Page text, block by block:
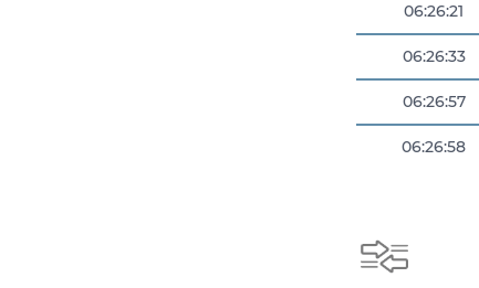
06:26:21
06:26:33
06:26:57
06:26:58